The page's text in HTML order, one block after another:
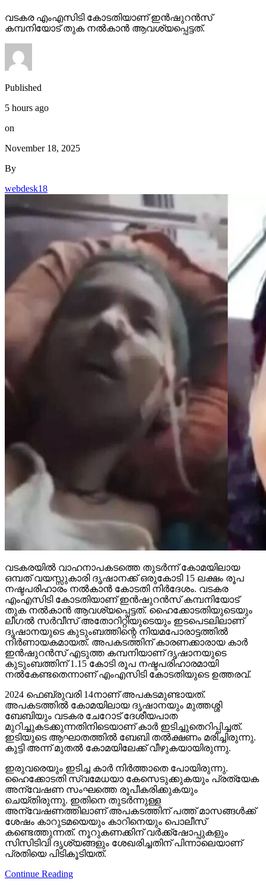
വടകര എംഎസിടി കോടതിയാണ് ഇന്‍ഷുറന്‍സ്
കമ്പനിയോട് തുക നല്‍കാന്‍ ആവശ്യപ്പെട്ടത്.
Published
5 hours ago
on
November 18, 2025
By
webdesk18
വടകരയില്‍ വാഹനാപകടത്തെ തുടര്‍ന്ന് കോമയിലായ
ഒമ്പത് വയസ്സുകാരി ദൃഷാനക്ക് ഒരുകോടി 15 ലക്ഷം രൂപ
നഷ്ടപരിഹാരം നല്‍കാന്‍ കോടതി നിര്‍ദേശം. വടകര
എംഎസിടി കോടതിയാണ് ഇന്‍ഷുറന്‍സ് കമ്പനിയോട്
തുക നല്‍കാന്‍ ആവശ്യപ്പെട്ടത്. ഹൈക്കോടതിയുടെയും
ലീഗല്‍ സര്‍വീസ് അതോറിറ്റിയുടെയും ഇടപെടലിലാണ്
ദൃഷാനയുടെ കുടുംബത്തിന്റെ നിയമപോരാട്ടത്തില്‍
നിര്‍ണായകമായത്. അപകടത്തിന് കാരണക്കാരായ കാര്‍
ഇന്‍ഷുറന്‍സ് എടുത്ത കമ്പനിയാണ് ദൃഷാനയുടെ
കുടുംബത്തിന് 1.15 കോടി രൂപ നഷ്ടപരിഹാരമായി
നല്‍കേണ്ടതെന്നാണ് എംഎസിടി കോടതിയുടെ ഉത്തരവ്.
2024 ഫെബ്രുവരി 14നാണ് അപകടമുണ്ടായത്.
അപകടത്തില്‍ കോമയിലായ ദൃഷാനയും മുത്തശ്ശി
ബേബിയും വടകര ചേറോട് ദേശീയപാത
മുറിച്ചുകടക്കുന്നതിനിടെയാണ് കാര്‍ ഇടിച്ചുതെറിപ്പിച്ചത്.
ഇടിയുടെ ആഘാതത്തില്‍ ബേബി തല്‍ക്ഷണം മരിച്ചിരുന്നു.
കുട്ടി അന്ന് മുതല്‍ കോമയിലേക്ക് വീഴുകയായിരുന്നു.
ഇരുവരെയും ഇടിച്ച കാര്‍ നിര്‍ത്താതെ പോയിരുന്നു.
ഹൈക്കോടതി സ്വമേധയാ കേസെടുക്കുകയും പ്രത്യേക
അന്വേഷണ സംഘത്തെ രൂപീകരിക്കുകയും
ചെയ്തിരുന്നു. ഇതിനെ തുടര്‍ന്നുള്ള
അന്വേഷണത്തിലാണ് അപകടത്തിന് പത്ത് മാസങ്ങള്‍ക്ക്
ശേഷം കാറുടമയെയും കാറിനെയും പൊലീസ്
കണ്ടെത്തുന്നത്. നൂറുകണക്കിന് വര്‍ക്ക്‌ഷോപ്പുകളും
സിസിടിവി ദൃശ്യങ്ങളും ശേഖരിച്ചതിന് പിന്നാലെയാണ്
പ്രതിയെ പിടികൂടിയത്.
Continue Reading